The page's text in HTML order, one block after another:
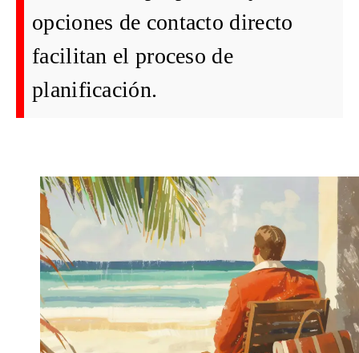
opciones de contacto directo
facilitan el proceso de
planificación.